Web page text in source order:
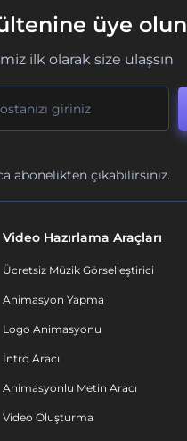
üye olun
ilk olarak size ulaşsın
abonelikten çıkabilirsiniz.
Video Hazırlama Araçları
Ücretsiz Müzik Görselleştirici
Animasyon Yapma
Logo Animasyonu
İntro Aracı
Animasyonlu Metin Aracı
Video Oluşturma